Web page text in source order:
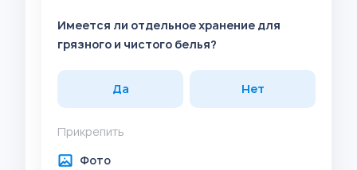
Имеется ли отдельное хранение для
грязного и чистого белья?
Да Нет
Прикрепить
Фото